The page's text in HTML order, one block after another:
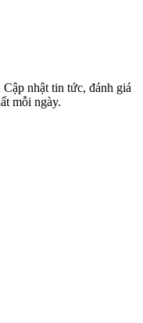
nhật tin tức, đánh giá
mỗi ngày.